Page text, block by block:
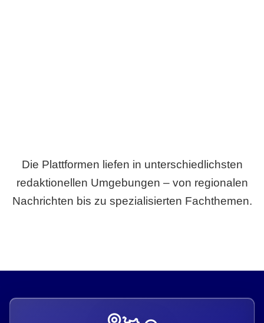
Die Plattformen liefen in unterschiedlichsten
redaktionellen Umgebungen – von regionalen
Nachrichten bis zu spezialisierten Fachthemen.